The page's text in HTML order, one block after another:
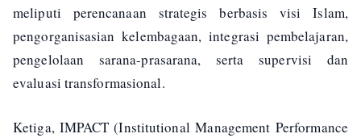
meliputi perencanaan strategis berbasis visi Islam,
pengorganisasian kelembagaan, integrasi pembelajaran,
pengelolaan sarana-prasarana, serta supervisi dan
evaluasi transformasional.
Ketiga, IMPACT (Institutional Management Performance